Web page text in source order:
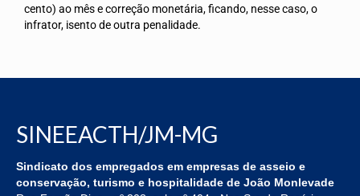
cento) ao mês e correção monetária, ficando, nesse caso, o
infrator, isento de outra penalidade.
SINEEACTH/JM-MG
Sindicato dos empregados em empresas de asseio e
conservação, turismo e hospitalidade de João Monlevade